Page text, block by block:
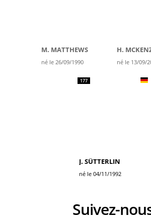
M. MATTHEWS
né le 26/09/1990
H.
né le 13/09/
177
J. SÜTTERLIN
né le 04/11/1992
Suivez-